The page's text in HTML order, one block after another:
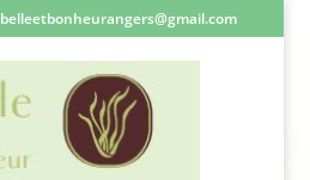
belleetbonheurangers@gmail.com